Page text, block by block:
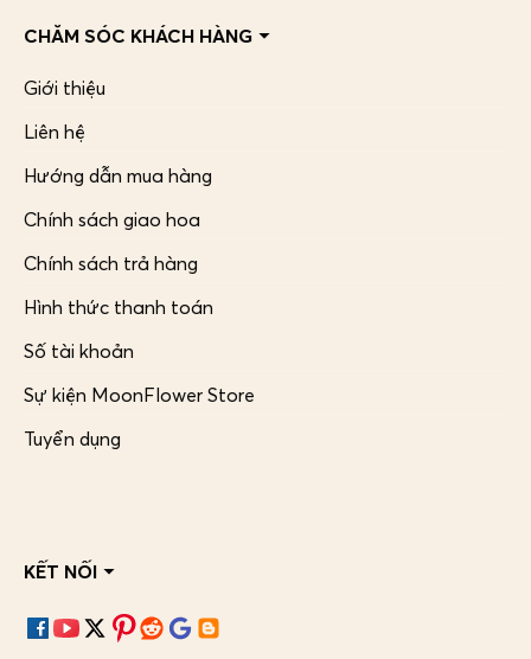
CHĂM SÓC KHÁCH HÀNG
Giới thiệu
Liên hệ
Hướng dẫn mua hàng
Chính sách giao hoa
Chính sách trả hàng
Hình thức thanh toán
Số tài khoản
Sự kiện MoonFlower Store
Tuyển dụng
KẾT NỐI